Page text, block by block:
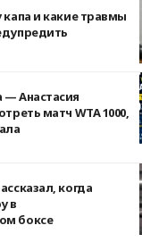
капа и какие травмы
— Анастасия
матч WTA 1000,
когда
в
боксе